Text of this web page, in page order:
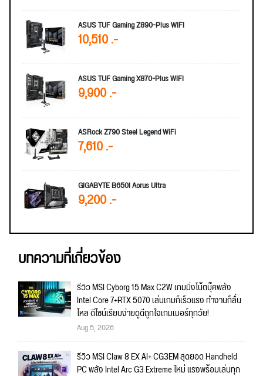
ASUS TUF Gaming Z890-Plus WIFI
10,510 .-
ASUS TUF Gaming X870-Plus WIFI
9,900 .-
ASRock Z790 Steel Legend WiFi
7,610 .-
GIGABYTE B650I Aorus Ultra
9,200 .-
บทความที่เกี่ยวข้อง
รีวิว MSI Cyborg 15 Max C2W เกมมิ่งโน้ตบุ๊คพลัง
Intel Core 7+RTX 5070 เล่นเกมก็เร็วแรง ทำงานก็ลื่น
ไหล ดีไซน์เรียบง่ายดูดีถูกใจเกมเมอร์ทุกวัย!
Aug 5, 2026
รีวิว MSI Claw 8 EX AI+ CG3EM สุดยอด Handheld
PC พลัง Intel Arc G3 Extreme ใหม่ แรงพร้อมเล่นทุก